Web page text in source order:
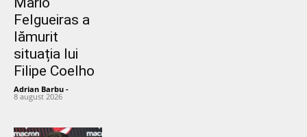
Felgueiras a
lămurit
situația lui
Filipe Coelho
Adrian Barbu -
8 august 2026